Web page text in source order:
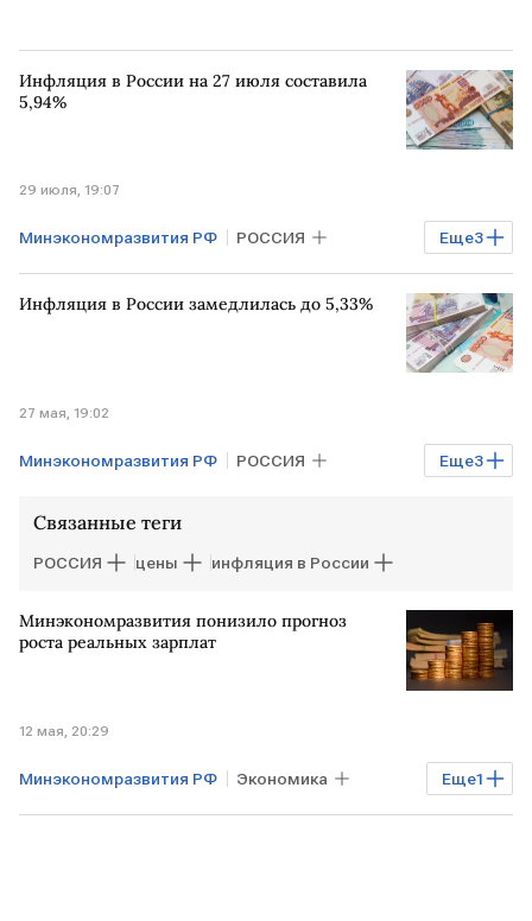
Инфляция в России на 27 июля составила
5,94%
29 июля, 19:07
Еще3
Минэкономразвития РФ РОССИЯ
инфляция в России товары цены
Инфляция в России замедлилась до 5,33%
27 мая, 19:02
Еще3
Минэкономразвития РФ РОССИЯ
Связанные теги
РОССИЯ цены инфляция в России
Минэкономразвития понизило прогноз
роста реальных зарплат
12 мая, 20:29
Еще1
Минэкономразвития РФ Экономика
РФ зарплата